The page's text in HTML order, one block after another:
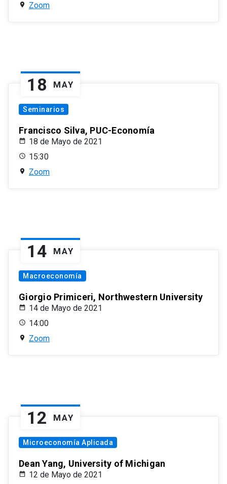
Zoom
18 MAY
Seminarios
Francisco Silva, PUC-Economía
18 de Mayo de 2021
15:30
Zoom
14 MAY
Macroeconomía
Giorgio Primiceri, Northwestern University
14 de Mayo de 2021
14:00
Zoom
12 MAY
Microeconomía Aplicada
Dean Yang, University of Michigan
12 de Mayo de 2021